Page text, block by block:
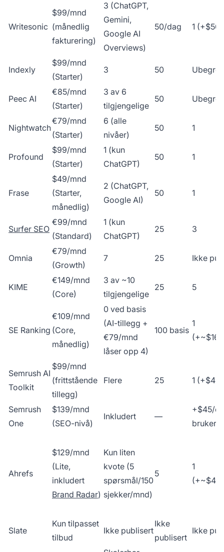
Writesonic
$99/mnd
(månedlig
fakturering)
3 (ChatGPT,
Gemini,
Google AI
Overviews)
50/dag 1
Indexly
$99/mnd
(Starter)
3 50
Peec AI
€85/mnd
(Starter)
3 av 6
tilgjengelige
50
Nightwatch
€79/mnd
(Starter)
6 (alle
nivåer)
50 1
Profound
$99/mnd
(Starter)
1 (kun
ChatGPT)
50 1
Frase
$49/mnd
(Starter,
månedlig)
2 (ChatGPT,
Google AI)
50 1
Surfer SEO
€99/mnd
(Standard)
1 (kun
ChatGPT)
25 3
Omnia
€79/mnd
(Growth)
7 25 Ikke
KIME
€149/mnd
(Core)
3 av ~10
tilgjengelige
25 5
SE Ranking
€109/mnd
(Core,
månedlig)
0 ved basis
(AI-tillegg +
€79/mnd
låser opp 4)
100 basis
1
Semrush AI
Toolkit
$99/mnd
(frittstående
tillegg)
Flere 25 1
Semrush
One
$139/mnd
(SEO-nivå)
Inkludert —
+$45/
bruker
Ahrefs
$129/mnd
(Lite,
inkludert
Brand Radar)
Kun liten
kvote (5
spørsmål/150
sjekker/mnd)
5
1
Slate
Kun tilpasset
tilbud
Ikke publisert
Ikke
publisert
Ikke